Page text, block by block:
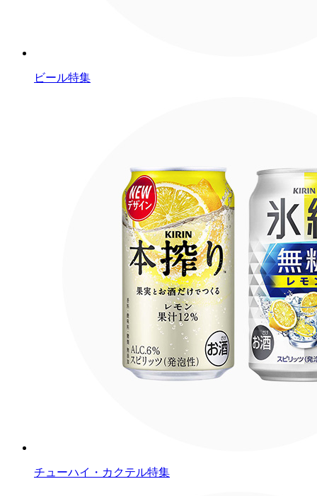
ビール特集
チューハイ・カクテル特集